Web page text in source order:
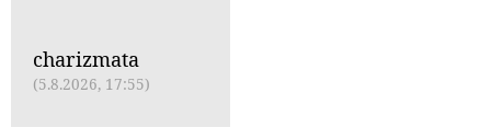
charizmata
(5.8.2026, 17:55)